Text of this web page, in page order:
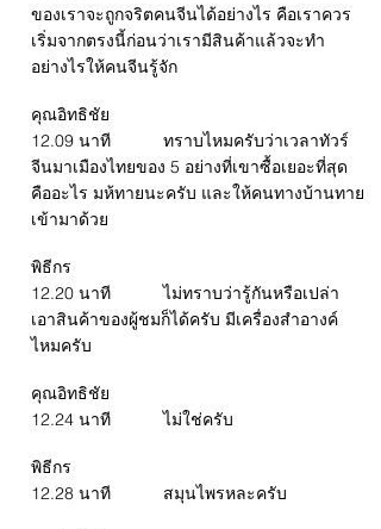
ของเราจะถูกจริตคนจีนได้อย่างไร คือเราควร
เริ่มจากตรงนี้ก่อนว่าเรามีสินค้าแล้วจะทำ
อย่างไรให้คนจีนรู้จัก
คุณอิทธิชัย
12.09 นาที ทราบไหมครับว่าเวลาทัวร์
จีนมาเมืองไทยของ 5 อย่างที่เขาซื้อเยอะที่สุด
คืออะไร มห้ทายนะครับ และให้คนทางบ้านทาย
เข้ามาด้วย
พิธีกร
12.20 นาที ไม่ทราบว่ารู้กันหรือเปล่า
เอาสินค้าของผู้ชมก็ได้ครับ มีเครื่องสำอางค์
ไหมครับ
คุณอิทธิชัย
12.24 นาที ไม่ใช่ครับ
พิธีกร
12.28 นาที สมุนไพรหละครับ